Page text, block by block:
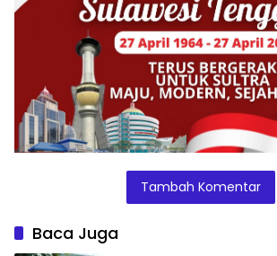
Tambah Komentar
Baca Juga